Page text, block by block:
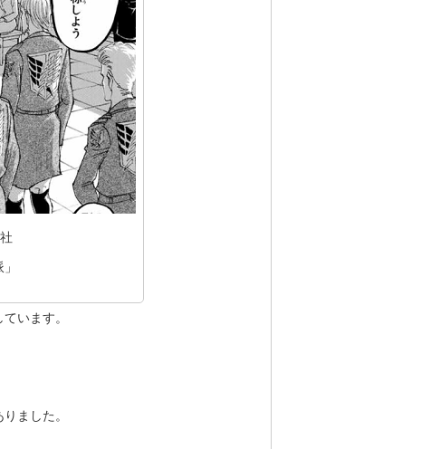
います。
ました。